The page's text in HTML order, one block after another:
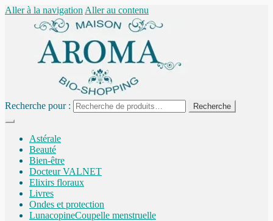
Aller à la navigation Aller au contenu
Recherche pour : Recherche
Astérale
Beauté
Bien-être
Docteur VALNET
Elixirs floraux
Livres
Ondes et protection
LunacopineCoupelle menstruelle